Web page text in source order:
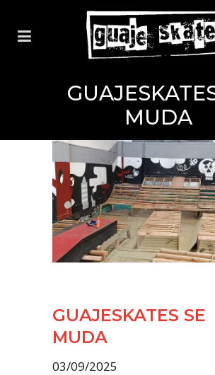
MUDA
GUAJESKATES SE
MUDA
03/09/2025